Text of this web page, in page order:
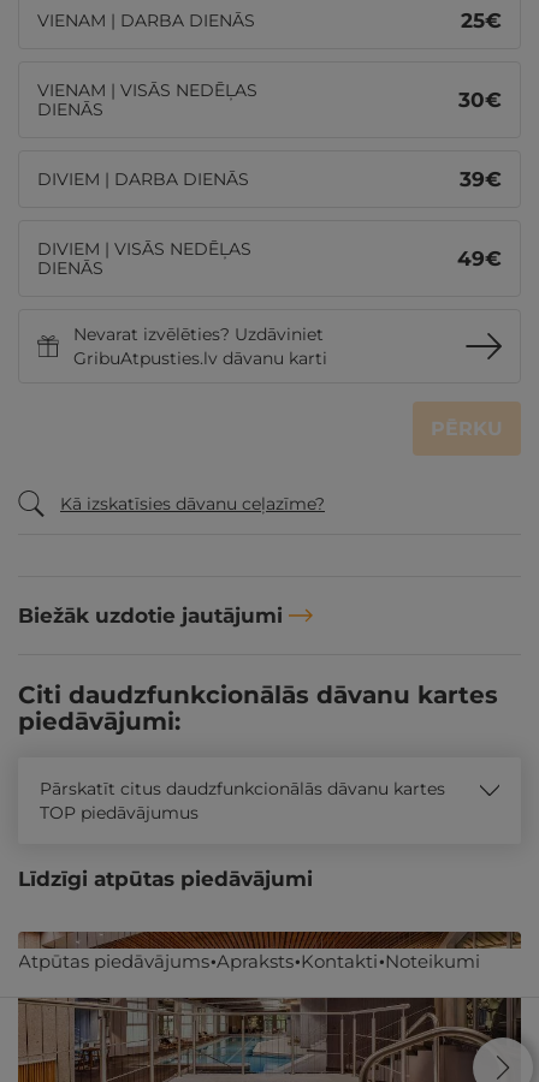
VIENAM | DARBA DIENĀS 25€
VIENAM | VISĀS NEDĒĻAS
DIENĀS
30€
DIVIEM | DARBA DIENĀS 39€
DIVIEM | VISĀS NEDĒĻAS
DIENĀS
49€
Nevarat izvēlēties? Uzdāviniet
GribuAtpusties.lv dāvanu karti
PĒRKU
Kā izskatīsies dāvanu ceļazīme?
Biežāk uzdotie jautājumi
Atpūtas piedāvājums Apraksts Kontakti Noteikumi
Citi daudzfunkcionālās dāvanu kartes
piedāvājumi:
Pārskatīt citus daudzfunkcionālās dāvanu kartes
TOP piedāvājumus
Līdzīgi atpūtas piedāvājumi